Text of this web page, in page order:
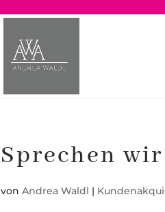
Sprechen
vonAndrea Waldl |